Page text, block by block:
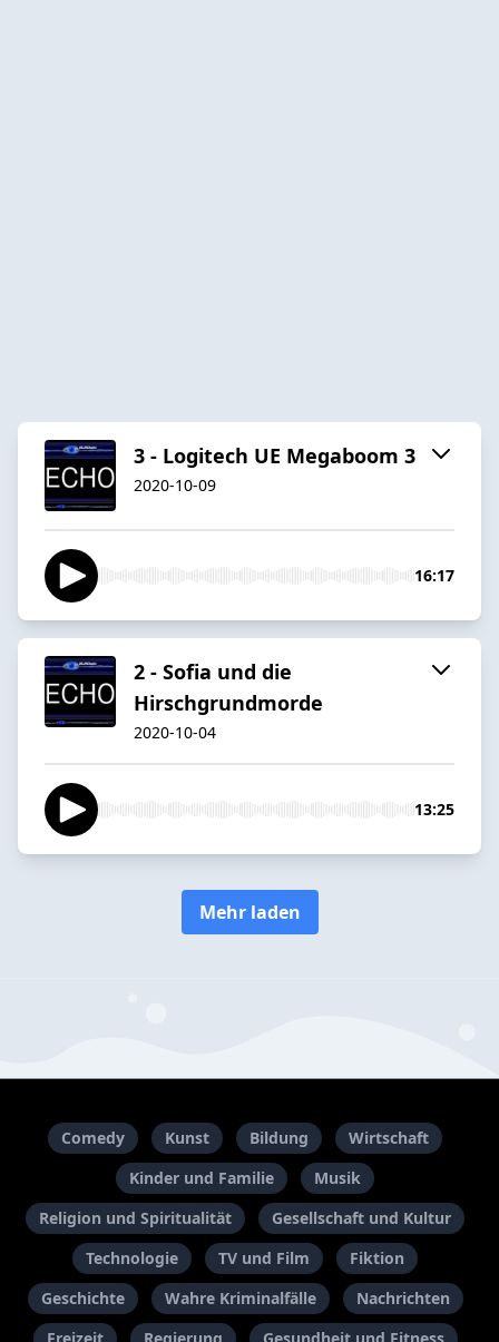
3 - Logitech UE Megaboom 3
2020-10-09
16:17
2 - Sofia und die
Hirschgrundmorde
2020-10-04
13:25
Mehr laden
Comedy Kunst Bildung
Wirtschaft
Kinder und Familie
Musik
Religion und Spiritualität
Gesellschaft und Kultur
Technologie
TV und Film
Fiktion
Geschichte
Wahre Kriminalfälle
Nachrichten